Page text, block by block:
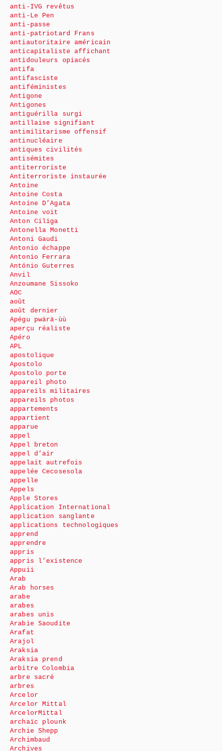
anti-IVG revêtus
anti-Le Pen
anti-passe
anti-patriotard Frans
antiautoritaire américain
anticapitaliste affichant
antidouleurs opiacés
antifa
antifasciste
antiféministes
Antigone
Antigones
antiguérilla surgi
antillaise signifiant
antimilitarisme offensif
antinucléaire
antiques civilités
antisémites
antiterroriste
Antiterroriste instaurée
Antoine
Antoine Costa
Antoine D’Agata
Antoine voit
Anton Ciliga
Antonella Monetti
Antoni Gaudi
Antonio échappe
Antonio Ferrara
António Guterres
Anvil
Anzoumane Sissoko
AOC
août
août dernier
Apégu pwärä-ùù
aperçu réaliste
Apéro
APL
apostolique
Apostolo
Apostolo porte
appareil photo
appareils militaires
appareils photos
appartements
appartient
apparue
appel
Appel breton
appel d’air
appelait autrefois
appelée Cecosesola
appelle
Appels
Apple Stores
Application International
application sanglante
applications technologiques
apprend
apprendre
appris
appris l’existence
Appuii
Arab
Arab horses
arabe
arabes
arabes unis
Arabie Saoudite
Arafat
Arajol
Araksia
Araksia prend
arbitre Colombia
arbre sacré
arbres
Arcelor
Arcelor Mittal
ArcelorMittal
archaïc plounk
Archie Shepp
Archimbaud
Archives